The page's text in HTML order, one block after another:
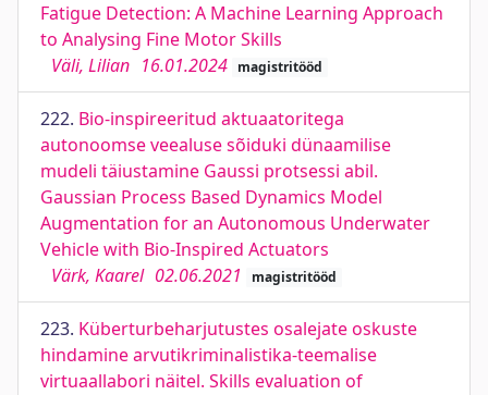
Fatigue Detection: A Machine Learning Approach
to Analysing Fine Motor Skills
Väli, Lilian 16.01.2024 magistritööd
222. Bio-inspireeritud aktuaatoritega
autonoomse veealuse sõiduki dünaamilise
mudeli täiustamine Gaussi protsessi abil.
Gaussian Process Based Dynamics Model
Augmentation for an Autonomous Underwater
Vehicle with Bio-Inspired Actuators
Värk, Kaarel 02.06.2021 magistritööd
223. Küberturbeharjutustes osalejate oskuste
hindamine arvutikriminalistika-teemalise
virtuaallabori näitel. Skills evaluation of